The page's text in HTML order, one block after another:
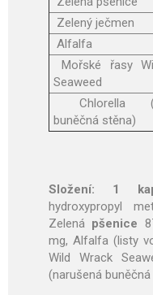
Zelený ječmen
Alfalfa
Mořské řasy
Seaweed
Chlorella
buněčná stěna)
Složení: 1
hydroxypropyl
Zelená pšenice
mg, Alfalfa (listy
Wild Wrack
(narušená